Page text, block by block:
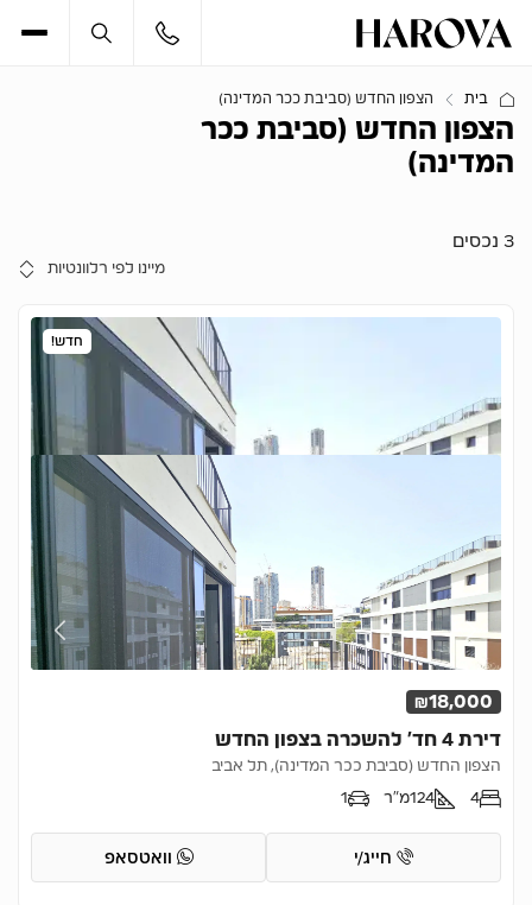
בית הצפון החדש (סביבת ככר המדינה)
הצפון החדש (סביבת ככר
המדינה)
3 נכסים
חדש!
₪18,000
דירת 4 חד’ להשכרה בצפון החדש
הצפון החדש (סביבת ככר המדינה), תל אביב
4
124מ"ר 1
חייג/י וואטסאפ